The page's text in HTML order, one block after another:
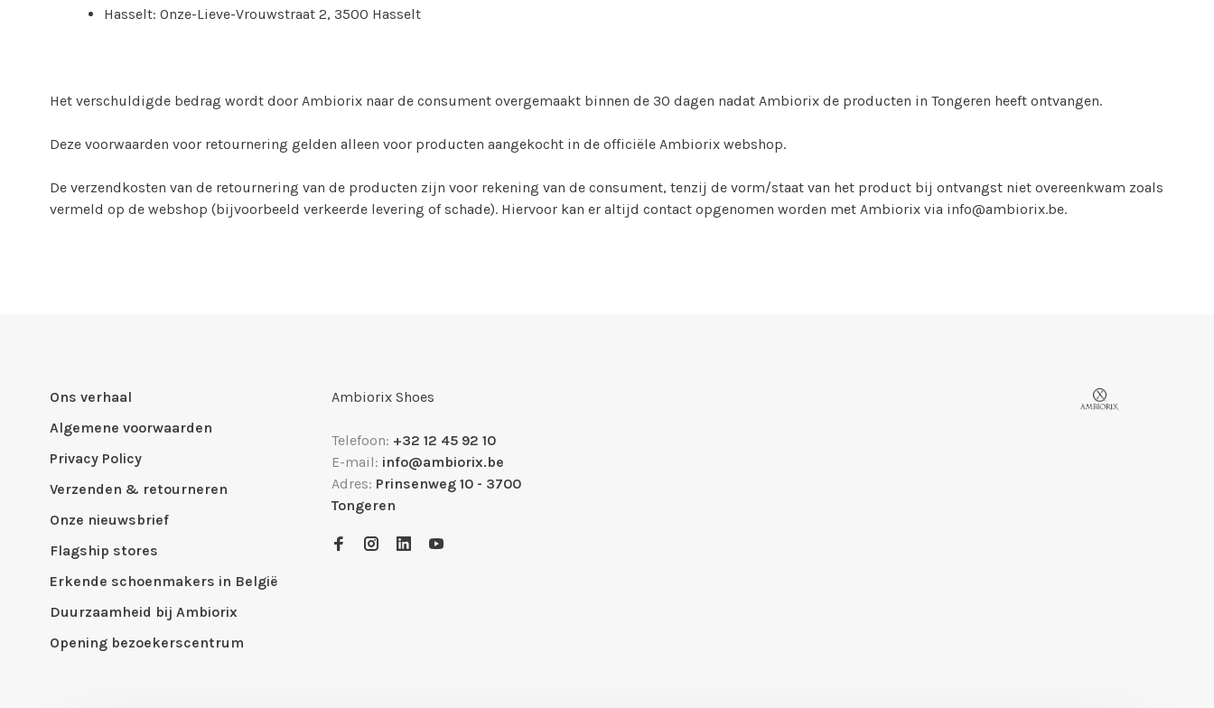
Hasselt: Onze-Lieve-Vrouwstraat 2, 3500 Hasselt
Het verschuldigde bedrag wordt door Ambiorix naar de consument overgemaakt binnen de 30 dagen nadat Ambiorix de producten in Tongeren heeft ontvangen.
Deze voorwaarden voor retournering gelden alleen voor producten aangekocht in de officiële Ambiorix webshop.
De verzendkosten van de retournering van de producten zijn voor rekening van de consument, tenzij de vorm/staat van het product bij ontvangst niet overeenkwam zoals
vermeld op de webshop (bijvoorbeeld verkeerde levering of schade). Hiervoor kan er altijd contact opgenomen worden met Ambiorix via info@ambiorix.be.
Ons verhaal
Algemene voorwaarden
Privacy Policy
Verzenden & retourneren
Onze nieuwsbrief
Flagship stores
Erkende schoenmakers in België
Duurzaamheid bij Ambiorix
Opening bezoekerscentrum
Ambiorix Shoes
Telefoon: +32 12 45 92 10
E-mail: info@ambiorix.be
Adres: Prinsenweg 10 - 3700
Tongeren